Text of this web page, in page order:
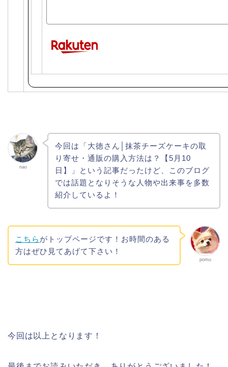
nao
今回は「大徳さん│抹茶チーズケーキの取
り寄せ・通販の購入方法は？【5月10
日】」という記事だったけど、このブログ
では話題となりそうな人物や出来事を多数
紹介しているよ！
pomu
こちら がトップページです！お時間のある
方はぜひ見てあげて下さい！
今回は以上となります！